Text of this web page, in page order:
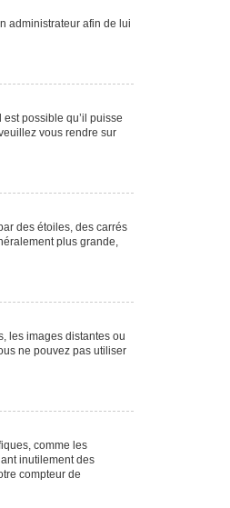
administrateur afin de lui
possible qu’il puisse
vous rendre sur
des étoiles, des carrés
plus grande,
les images distantes ou
ne pouvez pas utiliser
comme les
inutilement des
compteur de